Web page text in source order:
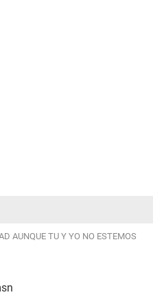
AUNQUE TU Y YO NO ESTEMOS